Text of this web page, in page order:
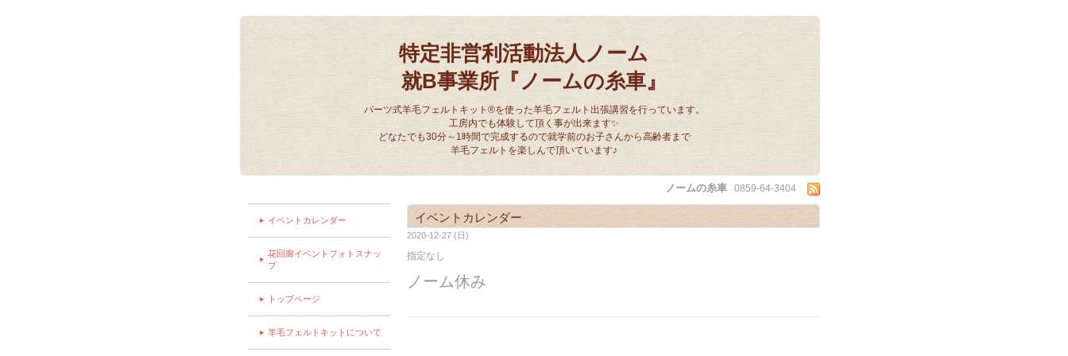
特定非営利活動法人ノーム
就B事業所『ノームの糸車』
パーツ式羊毛フェルトキット®を使った羊毛フェルト出張講習を行っています。
工房内でも体験して頂く事が出来ます✨
どなたでも30分～1時間で完成するので就学前のお子さんから高齢者まで
羊毛フェルトを楽しんで頂いています♪
ノームの糸車 0859-64-3404
イベントカレンダー
2020-12-27 (日)
指定なし
ノーム休み
イベントカレンダー
花回廊イベントフォトスナッ
プ
トップページ
羊毛フェルトキットについて